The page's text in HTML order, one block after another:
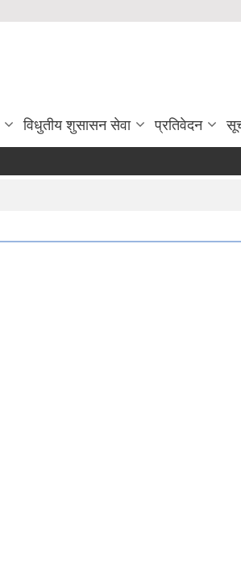
विधुतीय शुसासन सेवा प्रतिवेदन